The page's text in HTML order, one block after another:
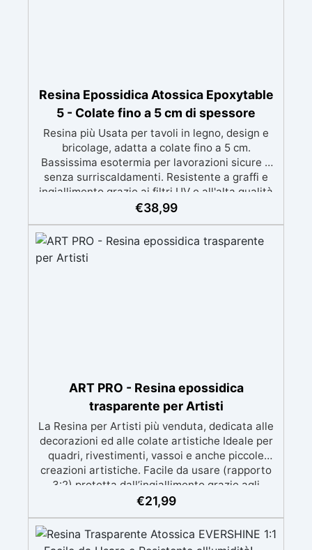
Resina Epossidica Atossica Epoxytable
5 - Colate fino a 5 cm di spessore
Resina più Usata per tavoli in legno, design e
bricolage, adatta a colate fino a 5 cm.
Bassissima esotermia per lavorazioni sicure e
senza surriscaldamenti. Resistente a graffi e
ingiallimento grazie ai filtri UV e all'alta qualità
meccanica. Bassa viscosità per eliminare bolle
BPA/VOC free e certificata per il contatto
prolungato con la pelle.
€38,99
ART PRO - Resina epossidica
trasparente per Artisti
La Resina per Artisti più venduta, dedicata alle
decorazioni ed alle colate artistiche Ideale per
quadri, rivestimenti, vassoi e anche piccole
creazioni artistiche. Facile da usare (rapporto
3:2) protetta dall’ingiallimento grazie agli
speciali filtri UV Formula densa : non cola via,
in 12-24h garantendo una superficie lucida e
brillante
€21,99